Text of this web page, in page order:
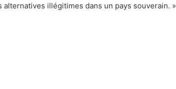
illégitimes dans un pays souverain. »